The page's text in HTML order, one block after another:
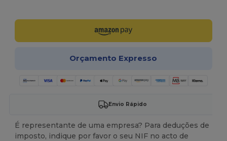
Orçamento Expresso
Envio Rápido
É representante de uma empresa? Para deduções de
imposto, indique por favor o seu NIF no acto de